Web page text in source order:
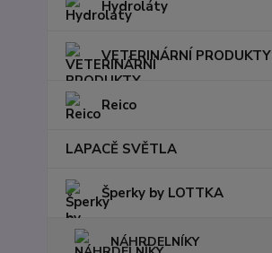
Hydroláty
VETERINÁRNÍ PRODUKTY
Reico
LAPACĚ SVĚTLA
Šperky by LOTTKA
NÁHRDELNÍKY